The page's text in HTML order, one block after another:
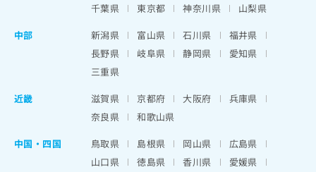
千葉県
東京都 神奈川県
山梨県
中部
新潟県 富山県 石川県
福井県
長野県
岐阜県 静岡県
愛知県
三重県
近畿
滋賀県 京都府 大阪府
兵庫県
奈良県
和歌山県
中国・四国
鳥取県 島根県 岡山県
広島県
山口県
徳島県 香川県
愛媛県